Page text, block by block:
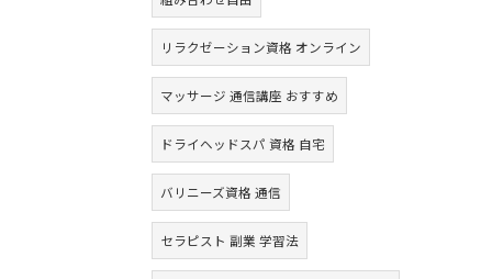
リラクゼーション資格 オンライン
マッサージ 通信講座 おすすめ
ドライヘッドスパ 資格 自宅
バリニーズ資格 通信
セラピスト 副業 学習法